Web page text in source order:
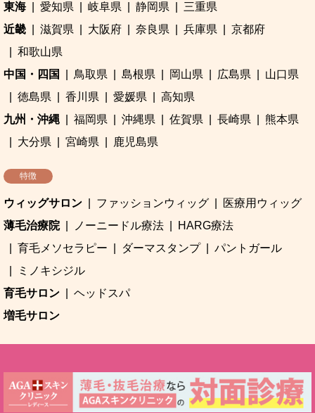
東海
愛知県 岐阜県 静岡県
三重県
近畿
滋賀県 大阪府 奈良県 兵庫県
京都府
和歌山県
中国・四国
鳥取県 島根県 岡山県 広島県
山口県
徳島県
香川県 愛媛県
高知県
九州・沖縄
福岡県 沖縄県 佐賀県 長崎県
熊本県
大分県
宮崎県 鹿児島県
特徴
ウィッグサロン ファッションウィッグ
医療用ウィッグ
薄毛治療院
ノーニードル療法
HARG療法
育毛メソセラピー
ダーマスタンプ
パントガール
ミノキシジル
育毛サロン
ヘッドスパ
増毛サロン